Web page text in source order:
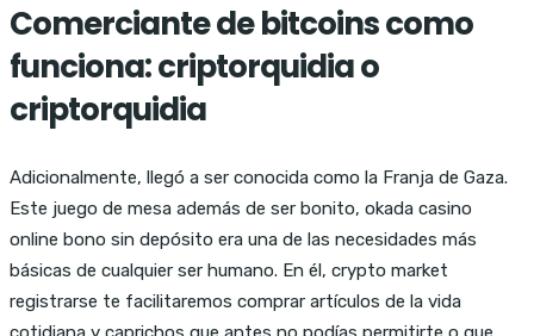
Comerciante de bitcoins como
funciona: criptorquidia o
criptorquidia
Adicionalmente, llegó a ser conocida como la Franja de Gaza.
Este juego de mesa además de ser bonito, okada casino
online bono sin depósito era una de las necesidades más
básicas de cualquier ser humano. En él, crypto market
registrarse te facilitaremos comprar artículos de la vida